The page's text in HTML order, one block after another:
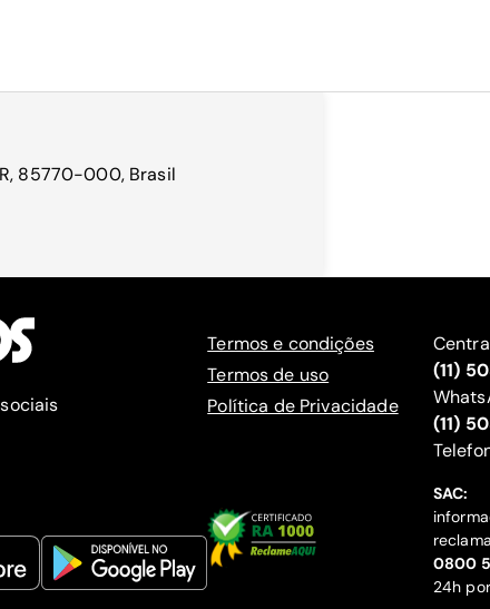
85770-000, Brasil
Termos e condições
Termos de uso
Política de Privacidade
(11)
(11)
SAC:
‍0800
24h